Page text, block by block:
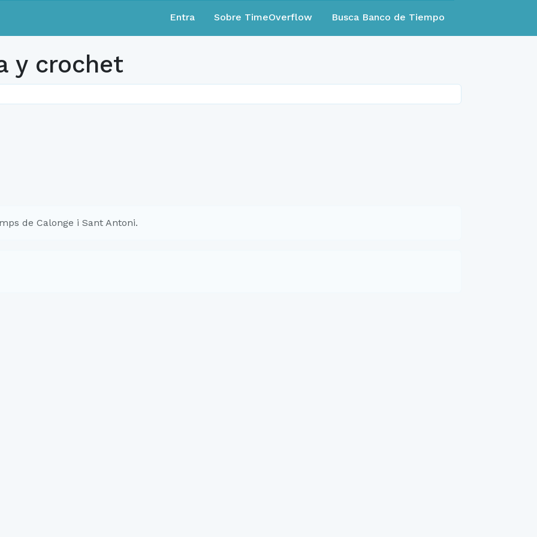
Entra Sobre TimeOverflow Busca Banco de Tiempo
y crochet
de Calonge i Sant Antoni.